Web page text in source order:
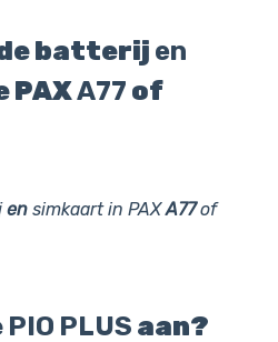
batterij en
PAXA77 of
en simkaart in PAXA77of
PIO PLUS aan?